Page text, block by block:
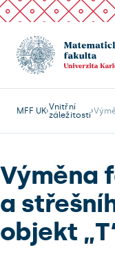
MFF UK Vnitřní
záležitosti
Výměna
a
objekt